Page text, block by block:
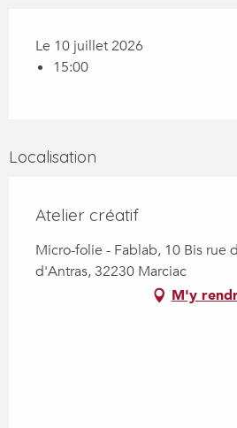
Le 10 juillet 2026
15:00
Localisation
Atelier créatif
Micro-folie - Fablab, 10 Bis rue
d'Antras, 32230 Marciac
M'y